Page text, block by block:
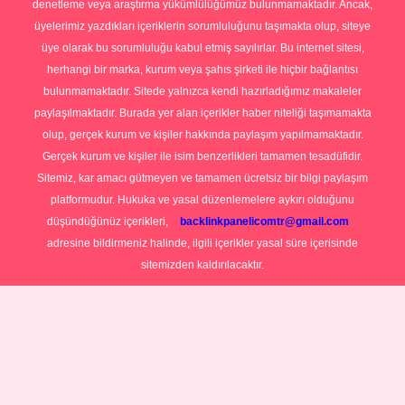
denetleme veya araştırma yükümlülüğümüz bulunmamaktadır. Ancak,
üyelerimiz yazdıkları içeriklerin sorumluluğunu taşımakta olup, siteye
üye olarak bu sorumluluğu kabul etmiş sayılırlar. Bu internet sitesi,
herhangi bir marka, kurum veya şahıs şirketi ile hiçbir bağlantısı
bulunmamaktadır. Sitede yalnızca kendi hazırladığımız makaleler
paylaşılmaktadır. Burada yer alan içerikler haber niteliği taşımamakta
olup, gerçek kurum ve kişiler hakkında paylaşım yapılmamaktadır.
Gerçek kurum ve kişiler ile isim benzerlikleri tamamen tesadüfidir.
Sitemiz, kar amacı gütmeyen ve tamamen ücretsiz bir bilgi paylaşım
platformudur. Hukuka ve yasal düzenlemelere aykırı olduğunu
düşündüğünüz içerikleri,
backlinkpanelicomtr@gmail.com
adresine bildirmeniz halinde, ilgili içerikler yasal süre içerisinde
sitemizden kaldırılacaktır.